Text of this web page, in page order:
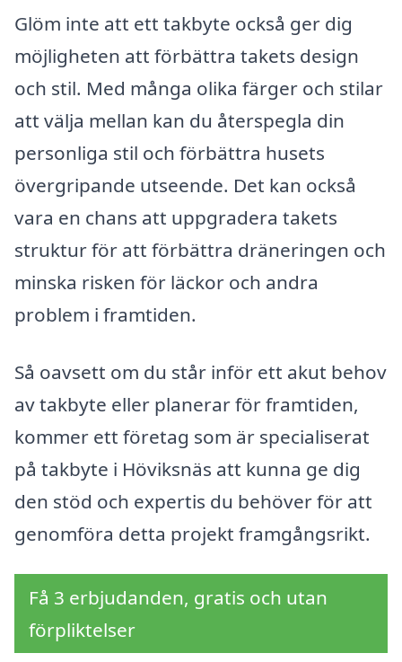
Glöm inte att ett takbyte också ger dig
möjligheten att förbättra takets design
och stil. Med många olika färger och stilar
att välja mellan kan du återspegla din
personliga stil och förbättra husets
övergripande utseende. Det kan också
vara en chans att uppgradera takets
struktur för att förbättra dräneringen och
minska risken för läckor och andra
problem i framtiden.
Så oavsett om du står inför ett akut behov
av takbyte eller planerar för framtiden,
kommer ett företag som är specialiserat
på takbyte i Höviksnäs att kunna ge dig
den stöd och expertis du behöver för att
genomföra detta projekt framgångsrikt.
Få 3 erbjudanden, gratis och utan
förpliktelser